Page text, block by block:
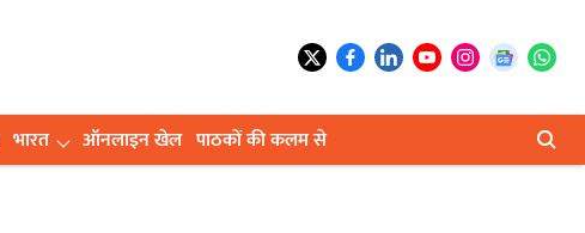
भारत ऑनलाइन खेल पाठकों की कलम से